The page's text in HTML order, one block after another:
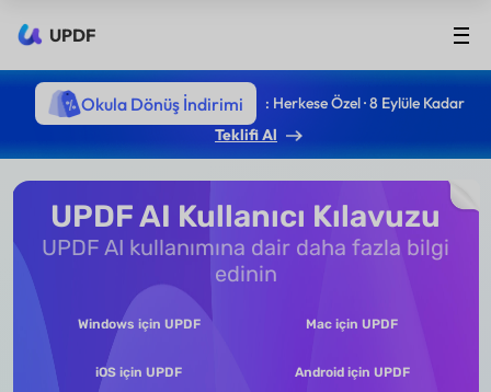
UPDF
Okula Dönüş İndirimi
: Herkese Özel · 8 Eylüle Kadar
Teklifi Al
UPDF AI Kullanıcı Kılavuzu
UPDF AI kullanımına dair daha fazla bilgi
edinin
Windows için UPDF Mac için UPDF
iOS için UPDF Android için UPDF